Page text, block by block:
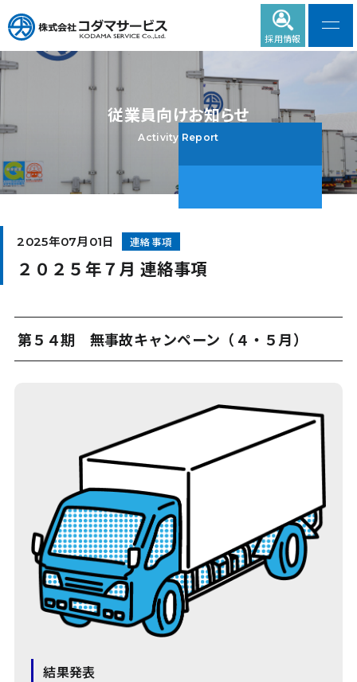
採用情報
従業員向けお知らせ
Activity Report
2025年07月01日 連絡事項
２０２５年７月 連絡事項
第５４期 無事故キャンペーン（４・５月）
結果発表